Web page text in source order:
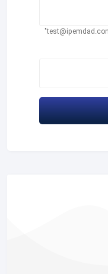
در صورتی که ایمیل ندارید، لطفاً ایمیل "test@ipemdad.com"